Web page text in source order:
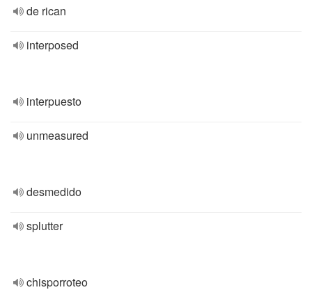
de rican
interposed
interpuesto
unmeasured
desmedido
splutter
chisporroteo